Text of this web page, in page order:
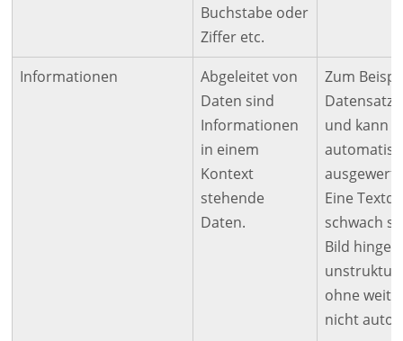
Buchstabe oder
Ziffer etc.
Informationen
Abgeleitet von
Daten sind
Informationen
in einem
Kontext
stehende
Daten.
Zum
Datensatz
und kann
Eine
schwach
Bild
ohne
nicht